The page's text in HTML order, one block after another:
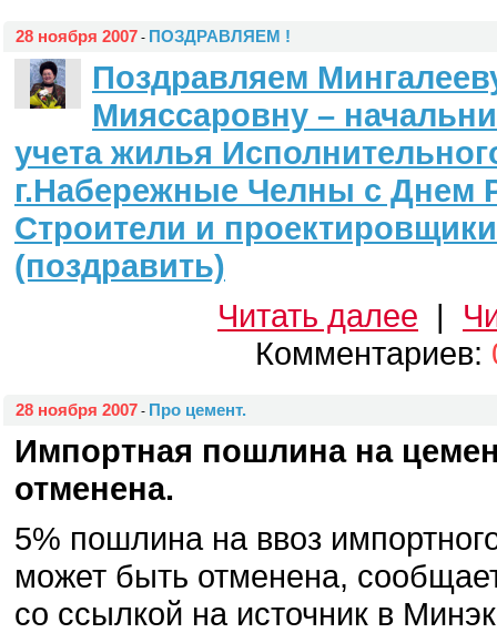
28 ноября 2007 - ПОЗДРАВЛЯЕМ !
Поздравляем
Мияссаровну –
учета жилья
г.Набережные Челны с Днем
Строители и
(поздравить)
Читать далее |
Комментариев:
28 ноября 2007 - Про цемент.
Импортная пошлина на
отменена.
5% пошлина на ввоз
может быть отменена,
со ссылкой на источник в